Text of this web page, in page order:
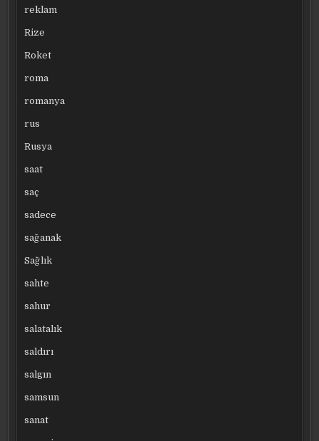
reklam
Rize
Roket
roma
romanya
rus
Rusya
saat
saç
sadece
sağanak
Sağlık
sahte
sahur
salatalık
saldırı
salgın
samsun
sanat